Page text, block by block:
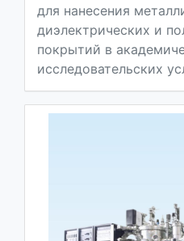
для нанесения
диэлектрических и
покрытий в
исследовательских